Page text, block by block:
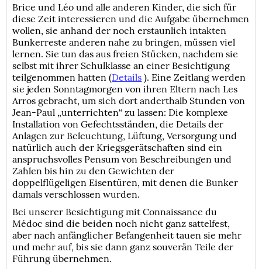
Brice und Léo und alle anderen Kinder, die sich für
diese Zeit interessieren und die Aufgabe übernehmen
wollen, sie anhand der noch erstaunlich intakten
Bunkerreste anderen nahe zu bringen, müssen viel
lernen. Sie tun das aus freien Stücken, nachdem sie
selbst mit ihrer Schulklasse an einer Besichtigung
teilgenommen hatten (Details ). Eine Zeitlang werden
sie jeden Sonntagmorgen von ihren Eltern nach Les
Arros gebracht, um sich dort anderthalb Stunden von
Jean-Paul „unterrichten“ zu lassen: Die komplexe
Installation von Gefechtsständen, die Details der
Anlagen zur Beleuchtung, Lüftung, Versorgung und
natürlich auch der Kriegsgerätschaften sind ein
anspruchsvolles Pensum von Beschreibungen und
Zahlen bis hin zu den Gewichten der
doppelflügeligen Eisentüren, mit denen die Bunker
damals verschlossen wurden.
Bei unserer Besichtigung mit Connaissance du
Médoc sind die beiden noch nicht ganz sattelfest,
aber nach anfänglicher Befangenheit tauen sie mehr
und mehr auf, bis sie dann ganz souverän Teile der
Führung übernehmen.